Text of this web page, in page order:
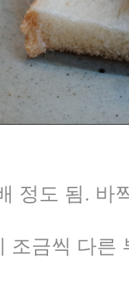
정도 됨. 바
조금씩 다른